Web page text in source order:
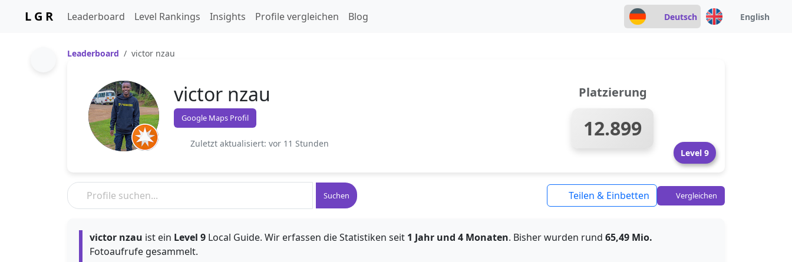
L G R Leaderboard Level Rankings Insights Profile vergleichen Blog Deutsch English
Leaderboard victor nzau
victor nzau
Google Maps Profil
Zuletzt aktualisiert: vor 11 Stunden
Platzierung
12.899
Level 9
Suchen Teilen & Einbetten Vergleichen
victor nzau ist ein Level 9 Local Guide. Wir erfassen die Statistiken seit 1 Jahr und 4 Monaten. Bisher wurden rund 65,49 Mio.
Fotoaufrufe gesammelt.